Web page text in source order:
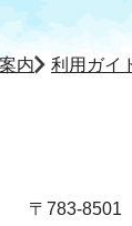
内 利用ガイ
〒783-8501